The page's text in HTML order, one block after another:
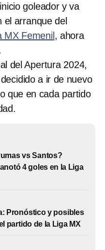
goleador y va
el arranque del
MX Femenil , ahora
del Apertura 2024,
a ir de nuevo
que en cada partido
vs Santos?
4 goles en la Liga
Pronóstico y posibles
partido de la Liga MX